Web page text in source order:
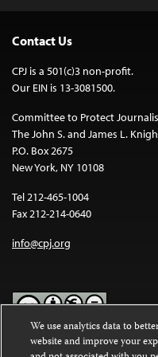
Contact Us
CPJ is a 501(c)3 non-profit.
Our EIN is 13-3081500.
Committee to Protect
The John S. and James L.
P.O. Box 2675
New York, NY 10108
Tel 212-465-1004
Fax 212-214-0640
info@cpj.org
Except where noted, text on
We use analytics data to
website and improve your